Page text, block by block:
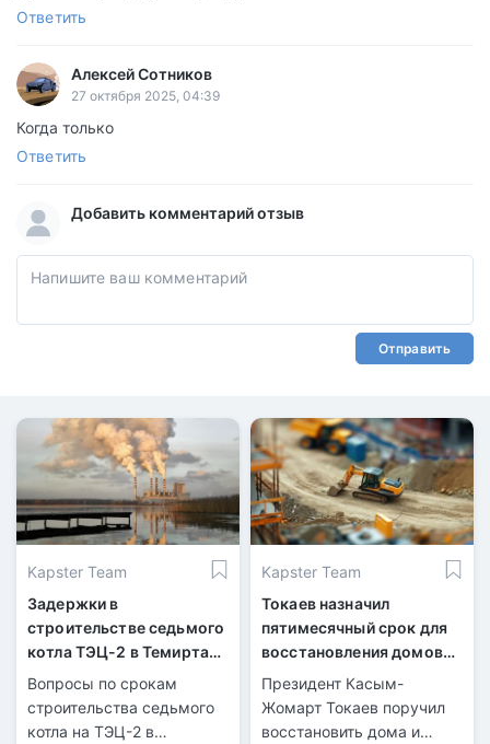
Ответить
Алексей Сотников
27 октября 2025, 04:39
Когда только
Ответить
Добавить комментарий отзыв
Отправить
Kapster Team
Задержки в
строительстве седьмого
котла ТЭЦ-2 в Темиртау:
вызовы и перспективы
Вопросы по срокам
строительства седьмого
котла на ТЭЦ-2 в
Kapster Team
Токаев назначил
пятимесячный срок для
восстановления домов
после паводков
Президент Касым-
Жомарт Токаев поручил
восстановить дома и